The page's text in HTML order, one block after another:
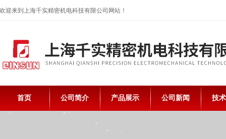
欢迎来到上海千实精密机电科技有限公司网站！
首页 公司简介 产品展示 公司新闻 技